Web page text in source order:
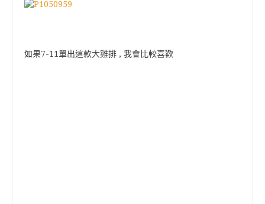
如果7-11單出這款大雞排 , 我會比較喜歡